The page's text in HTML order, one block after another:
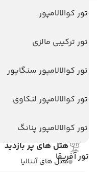
تور کوالالامپور
تور ترکیبی مالزی
تور کوالالامپور سنگاپور
تور کوالالامپور لنکاوی
تور کوالالامپور پنانگ
تور آفریقا
ویزا
درباره ما
تماس با ما
هتل های پر بازدید
هتل های آنتالیا